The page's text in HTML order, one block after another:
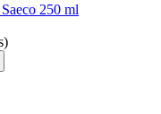
250 ml